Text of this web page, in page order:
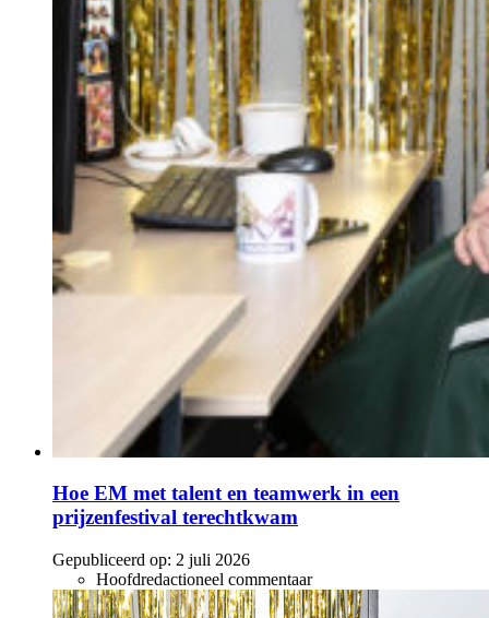
Hoe EM met talent en teamwerk in een
prijzenfestival terechtkwam
Gepubliceerd op: 2 juli 2026
Hoofdredactioneel commentaar